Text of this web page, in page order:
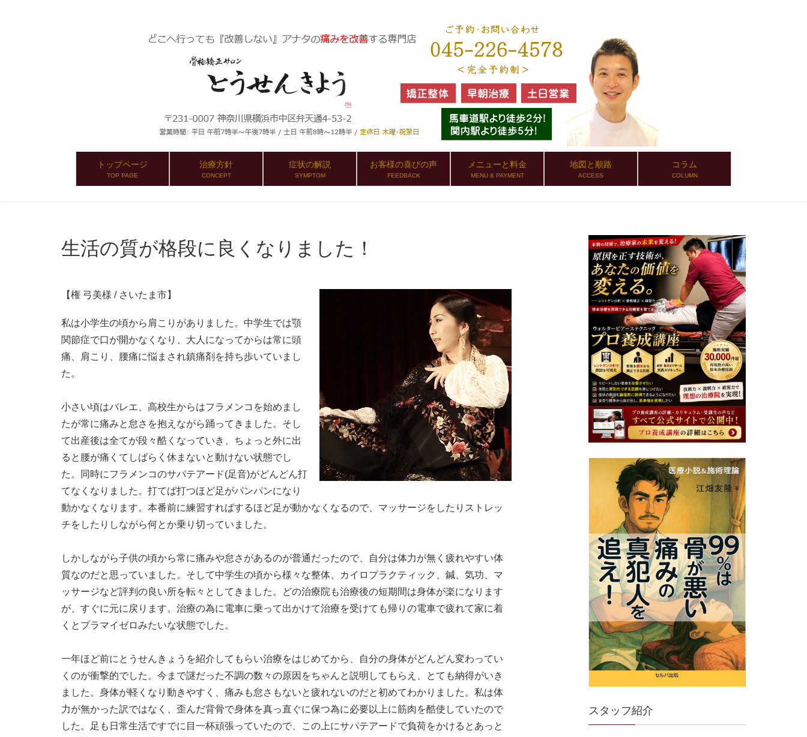
トップページ
TOP PAGE
治療方針
CONCEPT
症状の解説
SYMPTOM
お客様の喜びの声
FEEDBACK
メニューと料金
MENU & PAYMENT
地図と順路
ACCESS
コラム
COLUMN
生活の質が格段に良くなりました！
【権 弓美様 / さいたま市】
私は小学生の頃から肩こりがありました。中学生では顎
関節症で口が開かなくなり、大人になってからは常に頭
痛、肩こり、腰痛に悩まされ鎮痛剤を持ち歩いていまし
た。
小さい頃はバレエ、高校生からはフラメンコを始めまし
たが常に痛みと怠さを抱えながら踊ってきました。そし
て出産後は全てが段々酷くなっていき、ちょっと外に出
ると腰が痛くてしばらく休まないと動けない状態でし
た。同時にフラメンコのサパテアード(足音)がどんどん打
てなくなりました。打てば打つほど足がパンパンになり
動かなくなります。本番前に練習すればするほど足が動かなくなるので、マッサージをしたりストレッ
チをしたりしながら何とか乗り切っていました。
しかしながら子供の頃から常に痛みや怠さがあるのが普通だったので、自分は体力が無く疲れやすい体
質なのだと思っていました。そして中学生の頃から様々な整体、カイロプラクティック、鍼、気功、マ
ッサージなど評判の良い所を転々としてきました。どの治療院も治療後の短期間は身体が楽になります
が、すぐに元に戻ります。治療の為に電車に乗って出かけて治療を受けても帰りの電車で疲れて家に着
くとプラマイゼロみたいな状態でした。
一年ほど前にとうせんきょうを紹介してもらい治療をはじめてから、自分の身体がどんどん変わってい
くのが衝撃的でした。今まで謎だった不調の数々の原因をちゃんと説明してもらえ、とても納得がいき
ました。身体が軽くなり動きやすく、痛みも怠さもないと疲れないのだと初めてわかりました。私は体
力が無かった訳ではなく、歪んだ背骨で身体を真っ直ぐに保つ為に必要以上に筋肉を酷使していたので
した。足も日常生活ですでに目一杯頑張っていたので、この上にサパテアードで負荷をかけるとあっと
スタッフ紹介